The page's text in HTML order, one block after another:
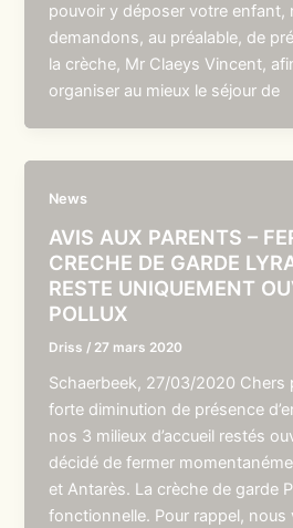
pouvoir y déposer votre enfant,
demandons, au préalable, de
la crèche, Mr Claeys Vincent,
organiser au mieux le séjour de
News
AVIS AUX PARENTS –
CRECHE DE GARDE
RESTE UNIQUEMENT
POLLUX
Driss / 27 mars 2020
Schaerbeek, 27/03/2020 Chers
forte diminution de présence
nos 3 milieux d’accueil restés
décidé de fermer
et Antarès. La crèche de garde
fonctionnelle. Pour rappel, nous